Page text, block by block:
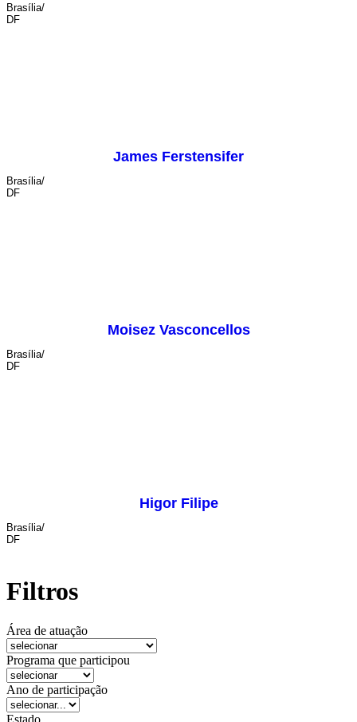
Brasília/
DF
James Ferstensifer
Brasília/
DF
Moisez Vasconcellos
Brasília/
DF
Higor Filipe
Brasília/
DF
Filtros
Área de atuação
Programa que participou
Ano de participação
Estado